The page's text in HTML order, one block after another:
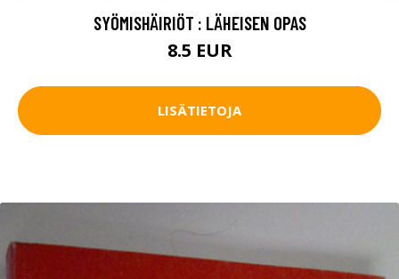
SYÖMISHÄIRIÖT : LÄHEISEN OPAS
8.5 EUR
LISÄTIETOJA